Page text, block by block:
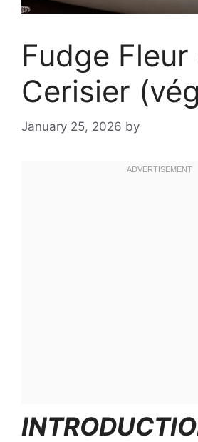
Fudge Fleur
Cerisier
January 25, 2026 by